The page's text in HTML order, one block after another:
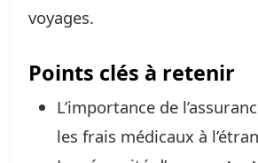
voyages.
Points clés à retenir
L’importance de
les frais médicaux à